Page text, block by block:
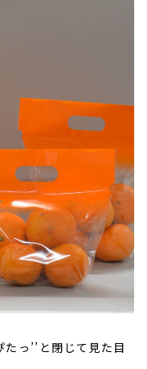
っ’’と閉じて見た目